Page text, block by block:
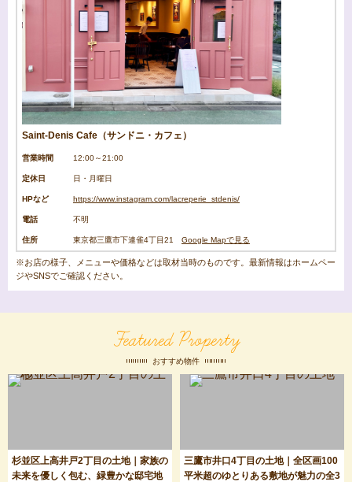
Saint-Denis Cafe（サンドニ・カフェ）
営業時間 12:00～21:00
定休日 日・月曜日
HPなど https://www.instagram.com/lacreperie_stdenis/
電話 不明
住所 東京都三鷹市下連雀4丁目21 Google Mapで見る
※お店の様子、メニューや価格などは取材当時のものです。最新情報はホームペー
ジやSNSでご確認ください。
Featured Property
おすすめ物件
杉並区上高井戸2丁目の土地｜家族の
未来を優しく包む、緑豊かな邸宅地
三鷹市井口4丁目の土地｜全区画100
平米超のゆとりある敷地が魅力の全3